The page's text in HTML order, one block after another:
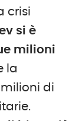
crisi
si è
milioni
la
di